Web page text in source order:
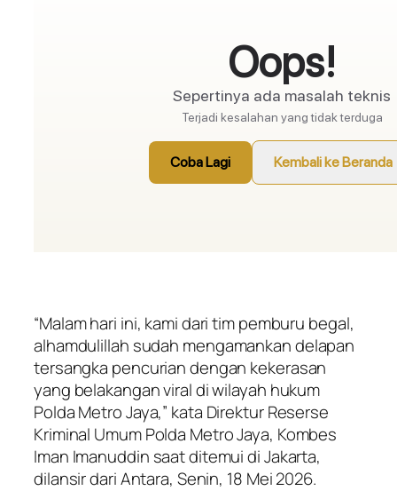
“Malam hari ini, kami dari tim pemburu begal,
alhamdulillah sudah mengamankan delapan
tersangka pencurian dengan kekerasan
yang belakangan viral di wilayah hukum
Polda Metro Jaya,” kata Direktur Reserse
Kriminal Umum Polda Metro Jaya, Kombes
Iman Imanuddin saat ditemui di Jakarta,
dilansir dari Antara, Senin, 18 Mei 2026.